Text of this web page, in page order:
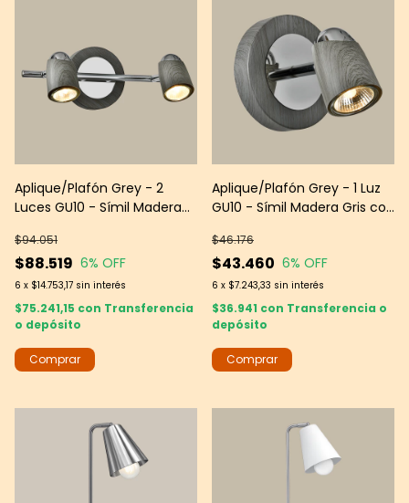
Aplique/Plafón Grey - 2
Luces GU10 - Símil Madera
- Interior — Leds group
$88.519
$94.051
6% OFF
6 x $14.753,17 sin interés
$75.241,15 con Transferencia
o depósito
Aplique/Plafón Grey - 1 Luz
GU10 - Símil Madera Gris con
$43.460
$46.176
6% OFF
6 x $7.243,33 sin interés
$36.941 con Transferencia o
depósito